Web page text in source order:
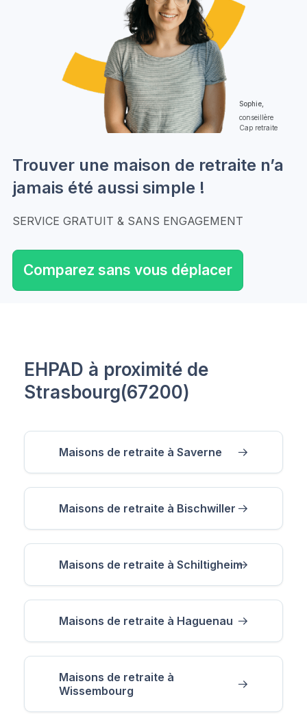
Sophie,
conseillère
Cap retraite
Trouver une maison de retraite n’a
jamais été aussi simple !
SERVICE GRATUIT & SANS ENGAGEMENT
Comparez sans vous déplacer
EHPAD à proximité de
Strasbourg(67200)
Maisons de retraite à Saverne
Maisons de retraite à Bischwiller
Maisons de retraite à Schiltigheim
Maisons de retraite à Haguenau
Maisons de retraite à
Wissembourg